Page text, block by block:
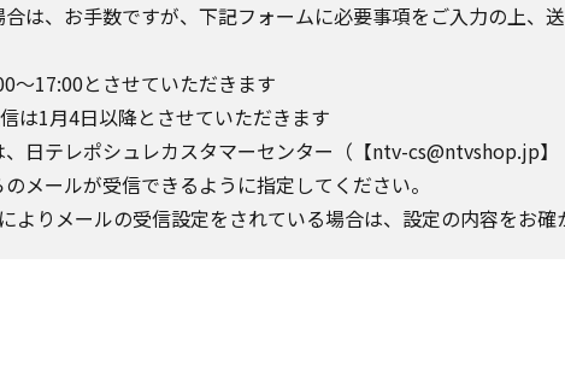
は、お手数ですが、下記フォームに必要事項をご入力の上、
～17:00とさせていただきます
は1月4日以降とさせていただきます
日テレポシュレカスタマーセンター（【ntv-cs@ntvshop.jp
メールが受信できるように指定してください。
よりメールの受信設定をされている場合は、設定の内容をお